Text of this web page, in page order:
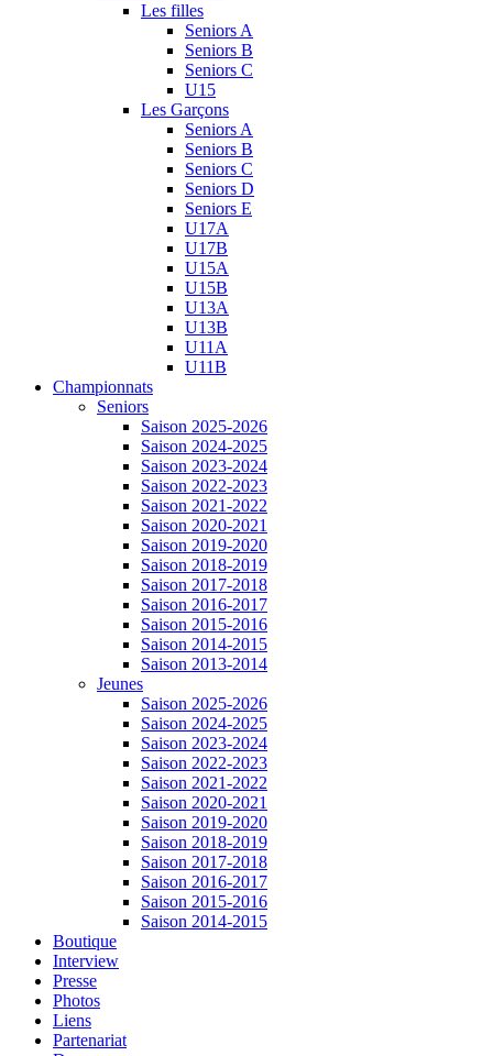
Les filles
Seniors A
Seniors B
Seniors C
U15
Les Garçons
Seniors A
Seniors B
Seniors C
Seniors D
Seniors E
U17A
U17B
U15A
U15B
U13A
U13B
U11A
U11B
Championnats
Seniors
Saison 2025-2026
Saison 2024-2025
Saison 2023-2024
Saison 2022-2023
Saison 2021-2022
Saison 2020-2021
Saison 2019-2020
Saison 2018-2019
Saison 2017-2018
Saison 2016-2017
Saison 2015-2016
Saison 2014-2015
Saison 2013-2014
Jeunes
Saison 2025-2026
Saison 2024-2025
Saison 2023-2024
Saison 2022-2023
Saison 2021-2022
Saison 2020-2021
Saison 2019-2020
Saison 2018-2019
Saison 2017-2018
Saison 2016-2017
Saison 2015-2016
Saison 2014-2015
Boutique
Interview
Presse
Photos
Liens
Partenariat